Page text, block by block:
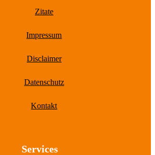
Zitate
Impressum
Disclaimer
Datenschutz
Kontakt
Services